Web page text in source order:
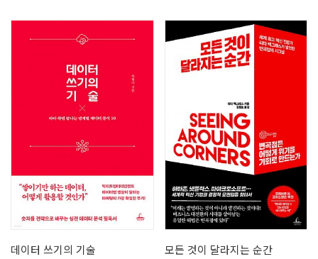
데이터 쓰기의 기술 모든 것이 달라지는 순간